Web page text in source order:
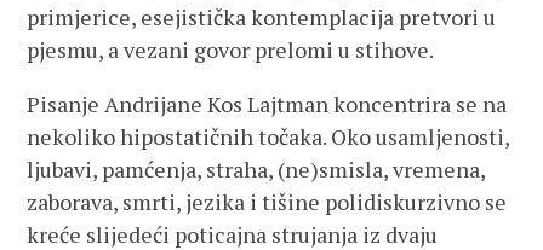
primjerice, esejistička kontemplacija pretvori u
pjesmu, a vezani govor prelomi u stihove.
Pisanje Andrijane Kos Lajtman koncentrira se na
nekoliko hipostatičnih točaka. Oko usamljenosti,
ljubavi, pamćenja, straha, (ne)smisla, vremena,
zaborava, smrti, jezika i tišine polidiskurzivno se
kreće slijedeći poticajna strujanja iz dvaju